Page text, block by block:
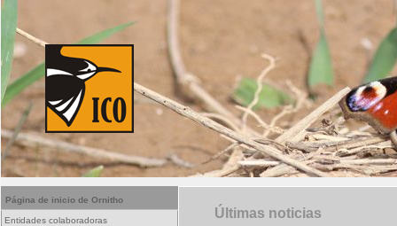
Página de inicio de Ornitho
Entidades colaboradoras Últimas noticias